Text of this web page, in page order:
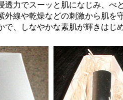
でスーッと肌になじみ、べと
や乾燥などの刺激から肌を守
しなやかな素肌が輝きはじ